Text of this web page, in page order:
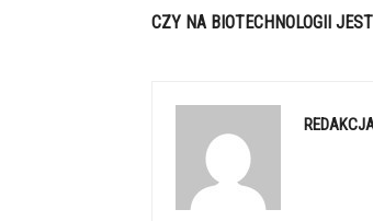
CZY NA BIOTECHNOLOGII